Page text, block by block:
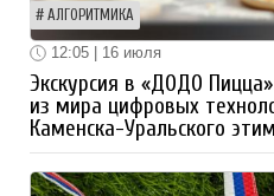
АЛГОРИТМИКА
12:05 | 16 июля
Экскурсия в «ДОДО
из мира цифровых
Каменска-Уральского